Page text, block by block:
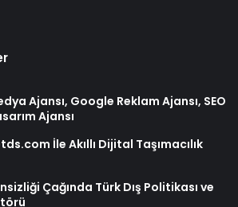
Ajansı, Google Reklam Ajansı, SEO
Ajansı
İle Akıllı Dijital Taşımacılık
Çağında Türk Dış Politikası ve